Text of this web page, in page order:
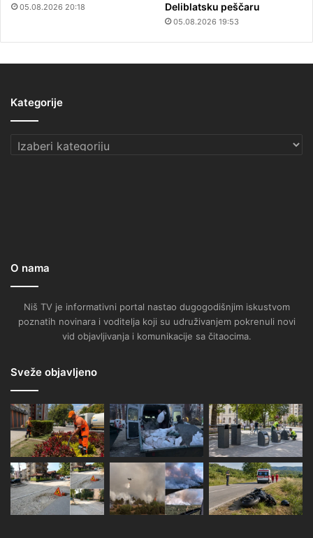
05.08.2026 20:18
Deliblatsku peščaru
05.08.2026 19:53
Kategorije
Kategorije
O nama
Niš TV je informativni portal nastao dugogodišnjim iskustvom
poznatih novinara i voditelja koji su udruživanjem pokrenuli novi
vid objavljivanja i komunikacije sa čitaocima.
Sveže objavljeno